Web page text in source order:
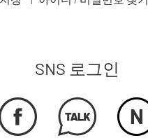
SNS 로그인